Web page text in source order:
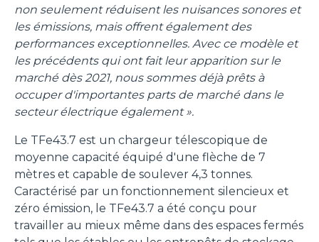
non seulement réduisent les nuisances sonores et
les émissions, mais offrent également des
performances exceptionnelles. Avec ce modèle et
les précédents qui ont fait leur apparition sur le
marché dès 2021, nous sommes déjà prêts à
occuper d'importantes parts de marché dans le
secteur électrique également ».
Le TFe43.7 est un chargeur télescopique de
moyenne capacité équipé d'une flèche de 7
mètres et capable de soulever 4,3 tonnes.
Caractérisé par un fonctionnement silencieux et
zéro émission, le TFe43.7 a été conçu pour
travailler au mieux même dans des espaces fermés